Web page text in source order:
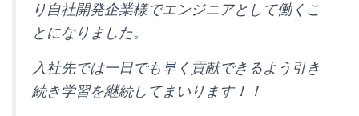
り自社開発企業様でエンジニアとして働くこ
とになりました。
入社先では一日でも早く貢献できるよう引き
続き学習を継続してまいります！！